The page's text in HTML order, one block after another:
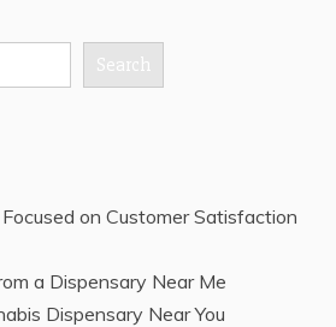
Search
on Customer Satisfaction
a Dispensary Near Me
Dispensary Near You